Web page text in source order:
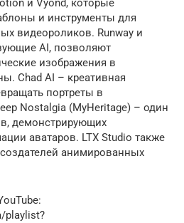
и Vyond, которые
и инструменты для
видеороликов. Runway и
AI, позволяют
изображения в
Chad AI – креативная
портреты в
Nostalgia (MyHeritage) – один
демонстрирующих
аватаров. LTX Studio также
анимированных
playlist?